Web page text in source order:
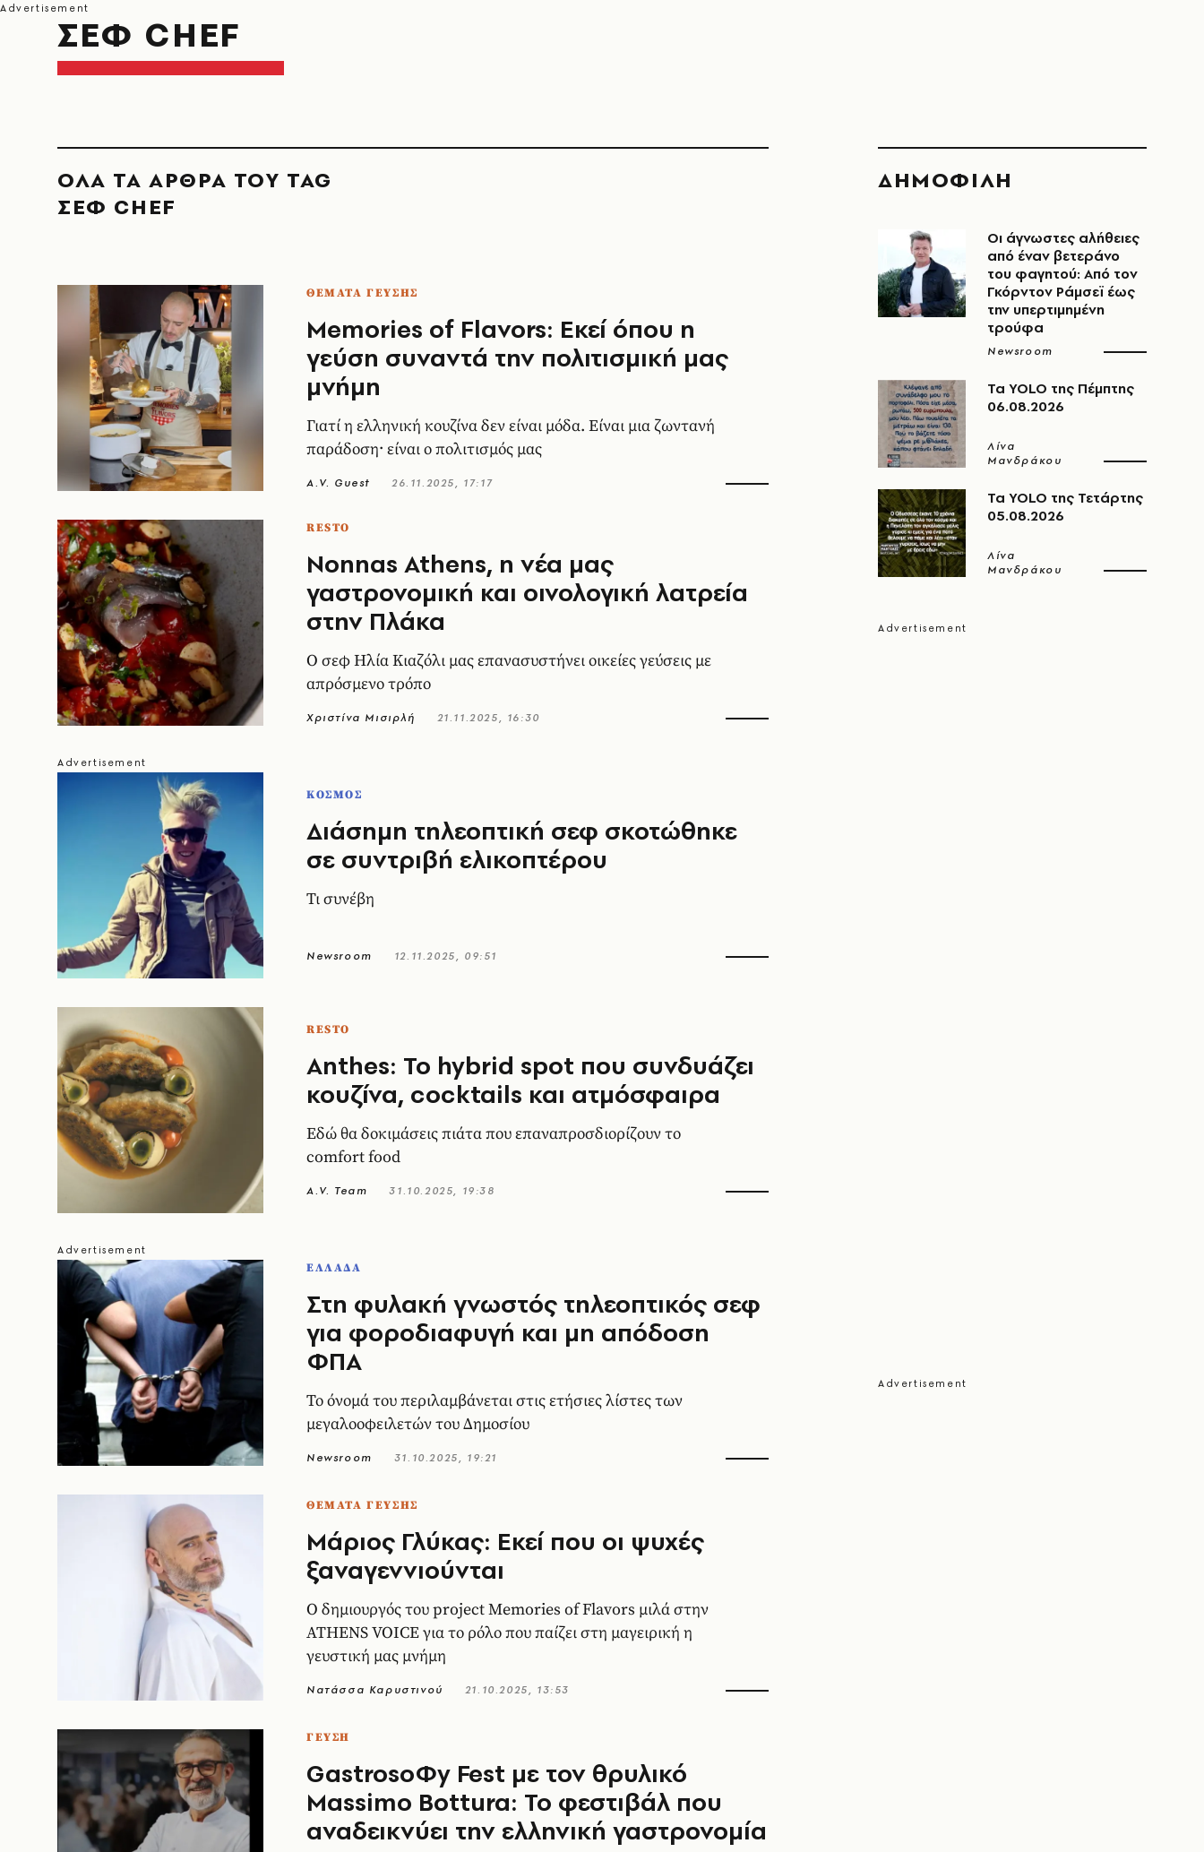
ΣΕΦ CHEF
ΟΛΑ ΤΑ ΑΡΘΡΑ ΤΟΥ TAG
ΣΕΦ CHEF
ΘΕΜΑΤΑ ΓΕΥΣΗΣ
Memories of Flavors: Εκεί όπου η
γεύση συναντά την πολιτισμική μας
μνήμη
Γιατί η ελληνική κουζίνα δεν είναι μόδα. Είναι μια ζωντανή
παράδοση· είναι ο πολιτισμός μας
A.V. Guest 26.11.2025, 17:17
RESTO
Nonnas Athens, η νέα μας
γαστρονομική και οινολογική λατρεία
στην Πλάκα
Ο σεφ Ηλία Κιαζόλι μας επανασυστήνει οικείες γεύσεις με
απρόσμενο τρόπο
Χριστίνα Μισιρλή 21.11.2025, 16:30
ΚΟΣΜΟΣ
Διάσημη τηλεοπτική σεφ σκοτώθηκε
σε συντριβή ελικοπτέρου
Τι συνέβη
Newsroom 12.11.2025, 09:51
RESTO
Anthes: Το hybrid spot που συνδυάζει
κουζίνα, cocktails και ατμόσφαιρα
Εδώ θα δοκιμάσεις πιάτα που επαναπροσδιορίζουν το
comfort food
A.V. Team 31.10.2025, 19:38
ΕΛΛΑΔΑ
Στη φυλακή γνωστός τηλεοπτικός σεφ
για φοροδιαφυγή και μη απόδοση
ΦΠΑ
Το όνομά του περιλαμβάνεται στις ετήσιες λίστες των
μεγαλοοφειλετών του Δημοσίου
Newsroom 31.10.2025, 19:21
ΘΕΜΑΤΑ ΓΕΥΣΗΣ
Mάριος Γλύκας: Eκεί που οι ψυχές
ξαναγεννιούνται
Ο δημιουργός του project Memories of Flavors μιλά στην
ATHENS VOICE για το ρόλο που παίζει στη μαγειρική η
γευστική μας μνήμη
Νατάσσα Καρυστινού 21.10.2025, 13:53
ΓΕΥΣΗ
GastrosoΦy Fest με τον θρυλικό
Massimo Bottura: Το φεστιβάλ που
αναδεικνύει την ελληνική γαστρονομία
ΔΗΜΟΦΙΛΗ
Οι άγνωστες αλήθειες
από έναν βετεράνο
του φαγητού: Από τον
Γκόρντον Ράμσεϊ έως
την υπερτιμημένη
τρούφα
Newsroom
Τα YOLO της Πέμπτης
06.08.2026
Λίνα
Μανδράκου
Τα YOLO της Τετάρτης
05.08.2026
Λίνα
Μανδράκου